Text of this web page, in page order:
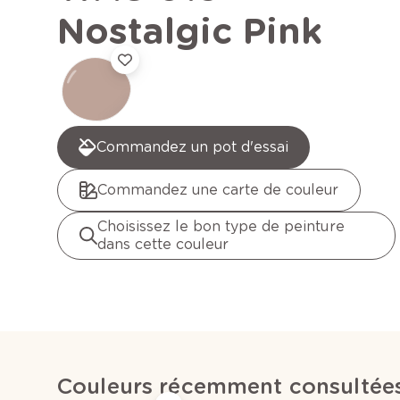
Nostalgic Pink
Commandez un pot d'essai
Commandez une carte de couleur
Choisissez le bon type de peinture
dans cette couleur
Couleurs récemment